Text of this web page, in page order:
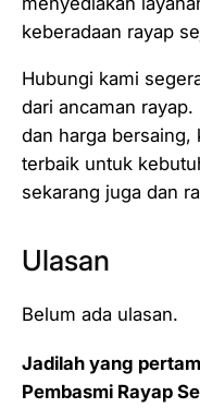
keberadaan rayap
Hubungi kami
dari ancaman
dan harga bersaing,
terbaik untuk
sekarang juga dan
Ulasan
Belum ada ulasan.
Jadilah yang
Pembasmi Rayap